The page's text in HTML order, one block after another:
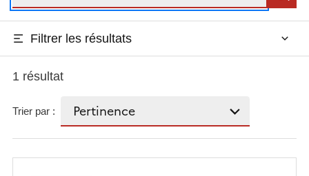
Filtrer les résultats
1 résultat
Trier par :